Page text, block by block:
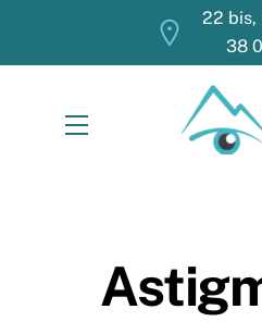
content
22 bis,
38
Menu